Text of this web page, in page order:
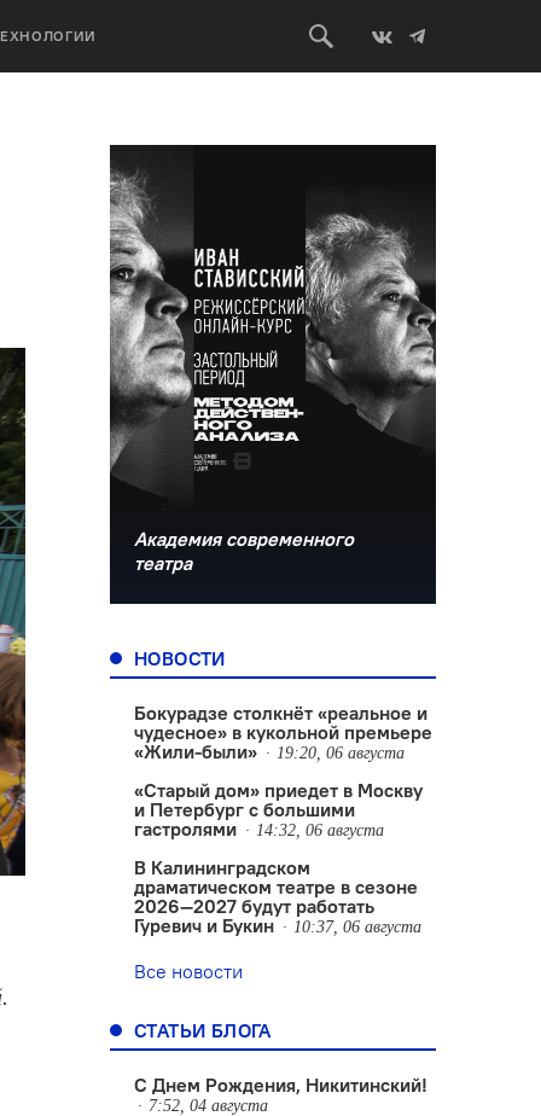
Академия современного
театра
НОВОСТИ
Бокурадзе столкнëт «реальное и
чудесное» в кукольной премьере
«Жили-были»
19:20, 06 августа
«Старый дом» приедет в Москву
и Петербург с большими
гастролями
14:32, 06 августа
В Калининградском
драматическом театре в сезоне
2026—2027 будут работать
Гуревич и Букин
10:37, 06 августа
Все новости
СТАТЬИ БЛОГА
С Днем Рождения, Никитинский!
7:52, 04 августа